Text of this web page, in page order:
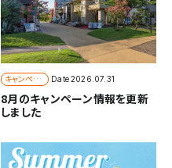
キャンペー
ン
Date2026.07.31
8月のキャンペーン情報を更新
しました